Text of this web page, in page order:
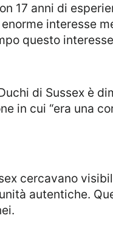
interesse
questo
in cui “era una
autentiche.